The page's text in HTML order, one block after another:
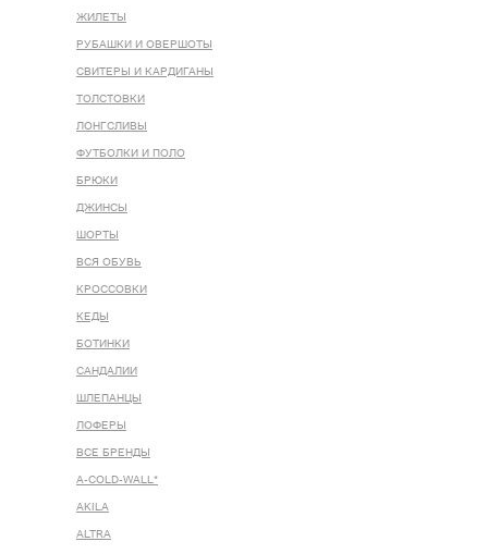
ЖИЛЕТЫ
РУБАШКИ И ОВЕРШОТЫ
СВИТЕРЫ И КАРДИГАНЫ
ТОЛСТОВКИ
ЛОНГСЛИВЫ
ФУТБОЛКИ И ПОЛО
БРЮКИ
ДЖИНСЫ
ШОРТЫ
ВСЯ ОБУВЬ
КРОССОВКИ
КЕДЫ
БОТИНКИ
САНДАЛИИ
ШЛЕПАНЦЫ
ЛОФЕРЫ
ВСЕ БРЕНДЫ
A-COLD-WALL*
AKILA
ALTRA